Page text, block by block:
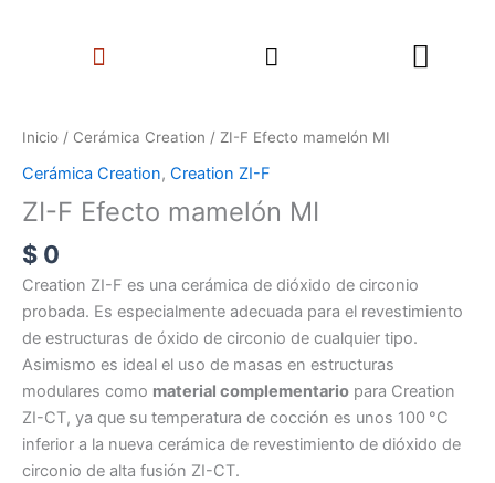
Menu Search
Inicio / Cerámica Creation / ZI-F Efecto mamelón MI
Cerámica Creation, Creation ZI-F
ZI-F Efecto mamelón MI
$ 0
Creation ZI-F es una cerámica de dióxido de circonio
probada. Es especialmente adecuada para el revestimiento
de estructuras de óxido de circonio de cualquier tipo.
Asimismo es ideal el uso de masas en estructuras
modulares como material complementario para Creation
ZI-CT, ya que su temperatura de cocción es unos 100 °C
inferior a la nueva cerámica de revestimiento de dióxido de
circonio de alta fusión ZI-CT.
F
mamelón
MI